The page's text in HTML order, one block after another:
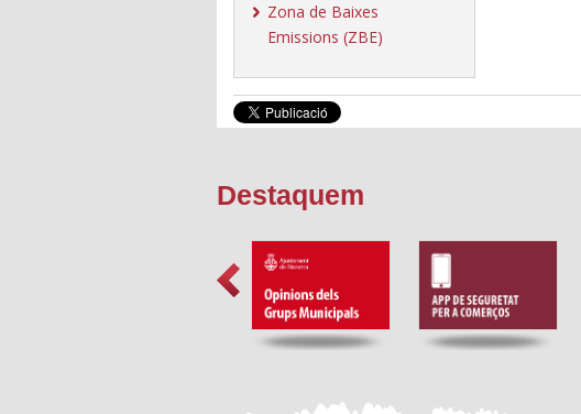
Zona de Baixes
Emissions (ZBE)
Destaquem